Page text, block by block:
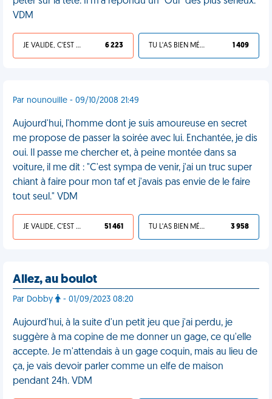
VDM
JE VALIDE, C'EST UNE VDM 6 223 TU L'AS BIEN MÉRITÉ 1 409
Par nounouille - 09/10/2008 21:49
Aujourd'hui, l'homme dont je suis amoureuse en secret
me propose de passer la soirée avec lui. Enchantée, je dis
oui. Il passe me chercher et, à peine montée dans sa
voiture, il me dit : "C'est sympa de venir, j'ai un truc super
chiant à faire pour mon taf et j'avais pas envie de le faire
tout seul." VDM
JE VALIDE, C'EST UNE VDM 51 461 TU L'AS BIEN MÉRITÉ 3 958
Allez, au boulot
Par Dobby - 01/09/2023 08:20
Aujourd'hui, à la suite d'un petit jeu que j'ai perdu, je
suggère à ma copine de me donner un gage, ce qu'elle
accepte. Je m'attendais à un gage coquin, mais au lieu de
ça, je vais devoir parler comme un elfe de maison
pendant 24h. VDM